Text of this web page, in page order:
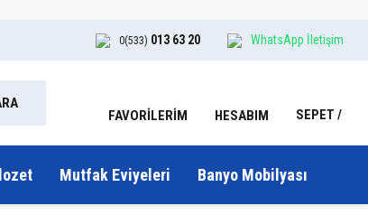
0(533) 013 63 20 WhatsApp İletişim
FAVORİLERİM HESABIM SEPET
Mutfak Eviyeleri Banyo Mobilyası